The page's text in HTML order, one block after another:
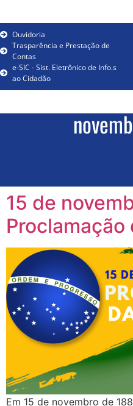
Ouvidoria
Trasparência e Prestação de
Contas
e-SIC - Sist. Eletrônico de Info.s
ao Cidadão
15 de
Proclamação
Em 15 de novembro de